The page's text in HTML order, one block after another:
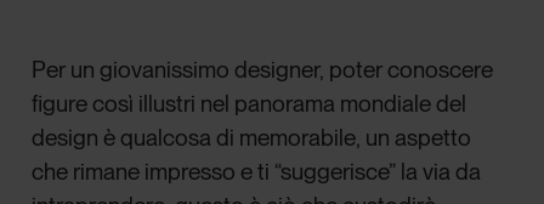
Per un giovanissimo designer, poter conoscere
figure così illustri nel panorama mondiale del
design è qualcosa di memorabile, un aspetto
che rimane impresso e ti “suggerisce” la via da